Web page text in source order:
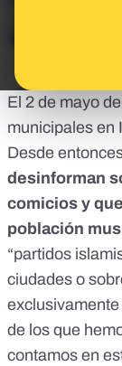
El 2 de mayo
municipales en
Desde
desinforman
comicios y
población
“partidos
ciudades o
de los que
contamos en